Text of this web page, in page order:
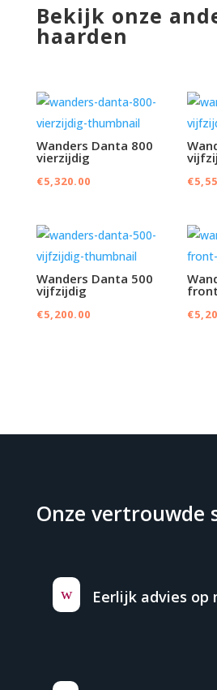
Bekijk onze
haarden
Wanders Danta 800
vierzijdig
€5,320.00 €
Wanders Danta 500
vijfzijdig
€5,200.00
front
€
Onze vertrouwde
w Eerlijk advies op